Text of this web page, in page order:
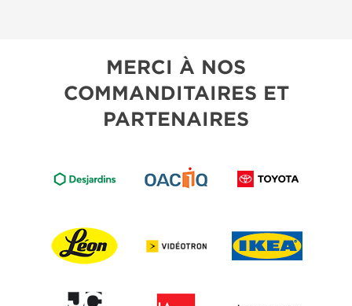
MERCI À NOS
COMMANDITAIRES ET
PARTENAIRES